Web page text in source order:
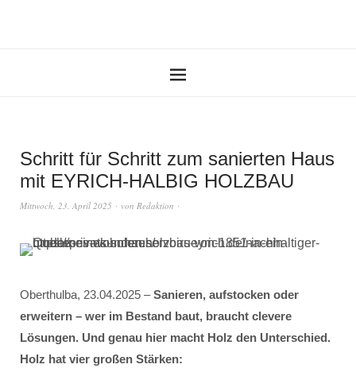
Schritt für Schritt zum sanierten Haus
mit EYRICH-HALBIG HOLZBAU
Mittwoch, 23. April 2025 von Redaktion
Oberthulba, 23.04.2025 –Sanieren, aufstocken oder
erweitern – wer im Bestand baut, braucht clevere
Lösungen. Und genau hier macht Holz den Unterschied.
Holz hat vier großen Stärken: